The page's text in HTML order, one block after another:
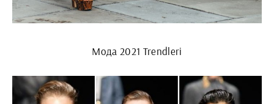
Мода 2021 Trendleri